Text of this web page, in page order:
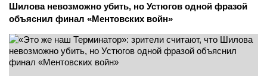
Шилова невозможно убить, но Устюгов одной фразой
объяснил финал «Ментовских войн»